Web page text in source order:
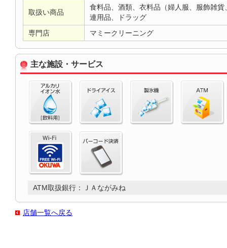
取扱い商品
食料品、酒類、衣料品（婦人服、服飾雑
連用品、ドラッグ
専門店
マミークリーニング
主な施設・サービス
ATM取扱銀行：ＪＡながみね
店舗一覧へ戻る